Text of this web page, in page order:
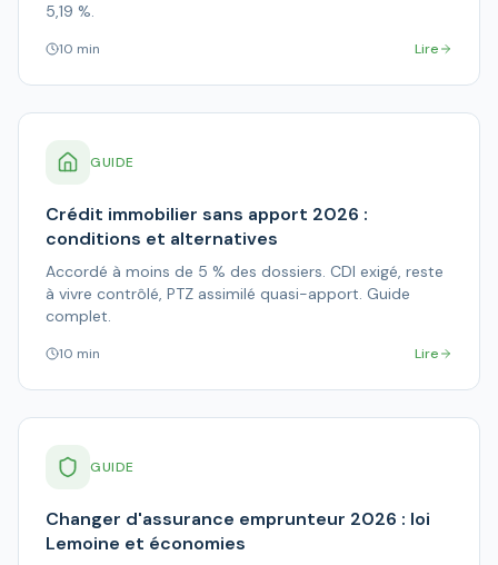
5,19 %.
10 min Lire
GUIDE
Crédit immobilier sans apport 2026 :
conditions et alternatives
Accordé à moins de 5 % des dossiers. CDI exigé, reste
à vivre contrôlé, PTZ assimilé quasi-apport. Guide
complet.
10 min Lire
GUIDE
Changer d'assurance emprunteur 2026 : loi
Lemoine et économies